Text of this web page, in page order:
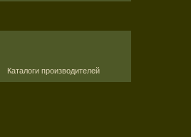
Каталоги производителей